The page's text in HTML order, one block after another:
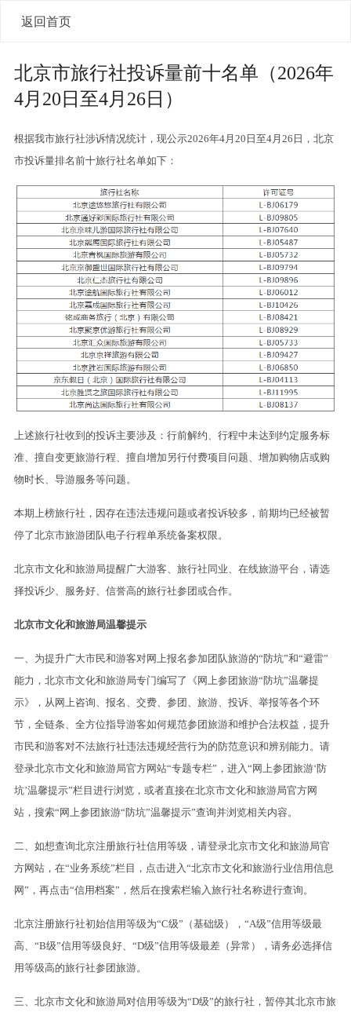
返回首页
北京市旅行社投诉量前十名单（2026年
4月20日至4月26日）
根据我市旅行社涉诉情况统计，现公示2026年4月20日至4月26日，北京
市投诉量排名前十旅行社名单如下：
上述旅行社收到的投诉主要涉及：行前解约、行程中未达到约定服务标
准、擅自变更旅游行程、擅自增加另行付费项目问题、增加购物店或购
物时长、导游服务等问题。
本期上榜旅行社，因存在违法违规问题或者投诉较多，前期均已经被暂
停了北京市旅游团队电子行程单系统备案权限。
北京市文化和旅游局提醒广大游客、旅行社同业、在线旅游平台，请选
择投诉少、服务好、信誉高的旅行社参团或合作。
北京市文化和旅游局温馨提示
一、为提升广大市民和游客对网上报名参加团队旅游的“防坑”和“避雷”
能力，北京市文化和旅游局专门编写了《网上参团旅游“防坑”温馨提
示》，从网上咨询、报名、交费、参团、旅游、投诉、举报等各个环
节，全链条、全方位指导游客如何规范参团旅游和维护合法权益，提升
市民和游客对不法旅行社违法违规经营行为的防范意识和辨别能力。请
登录北京市文化和旅游局官方网站“专题专栏”，进入“网上参团旅游‘防
坑’温馨提示”栏目进行浏览，或者直接在北京市文化和旅游局官方网
站，搜索“网上参团旅游“防坑”温馨提示”查询并浏览相关内容。
二、如想查询北京注册旅行社信用等级，请登录北京市文化和旅游局官
方网站，在“业务系统”栏目，点击进入“北京市文化和旅游行业信用信息
网”，再点击“信用档案”，然后在搜索栏输入旅行社名称进行查询。
北京注册旅行社初始信用等级为“C级”（基础级），“A级”信用等级最
高、“B级”信用等级良好、“D级”信用等级最差（异常），请务必选择信
用等级高的旅行社参团旅游。
三、北京市文化和旅游局对信用等级为“D级”的旅行社，暂停其北京市旅